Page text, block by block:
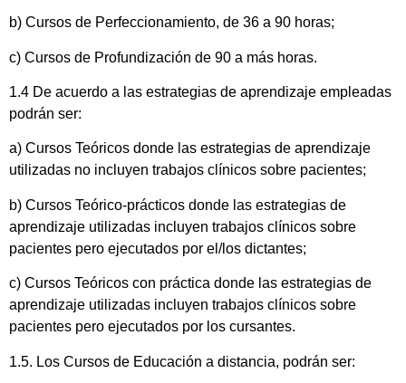
b) Cursos de Perfeccionamiento, de 36 a 90 horas;
c) Cursos de Profundización de 90 a más horas.
1.4 De acuerdo a las estrategias de aprendizaje empleadas
podrán ser:
a) Cursos Teóricos donde las estrategias de aprendizaje
utilizadas no incluyen trabajos clínicos sobre pacientes;
b) Cursos Teórico-prácticos donde las estrategias de
aprendizaje utilizadas incluyen trabajos clínicos sobre
pacientes pero ejecutados por el/los dictantes;
c) Cursos Teóricos con práctica donde las estrategias de
aprendizaje utilizadas incluyen trabajos clínicos sobre
pacientes pero ejecutados por los cursantes.
1.5. Los Cursos de Educación a distancia, podrán ser: